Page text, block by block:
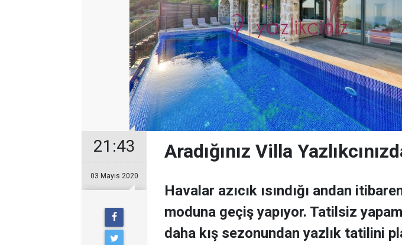
21:43
03 Mayıs 2020
Aradığınız Villa
Havalar azıcık ısındığı andan
moduna geçiş yapıyor. Tatilsiz
daha kış sezonundan yazlık tatilini